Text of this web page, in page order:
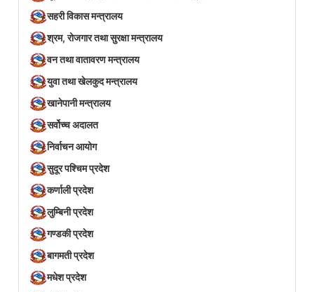
सहरी विकास मन्त्रालय
श्रम, रोजगार तथा सुरक्षा मन्त्रालय
वन तथा वातावरण मन्त्रालय
युवा तथा खेलकुद मन्त्रालय
खानेपानी मन्त्रालय
सर्वोच्च अदालत
निर्वाचन आयोग
सुदूर पश्चिम प्रदेश
कर्णाली प्रदेश
लुम्बिनी प्रदेश
गण्डकी प्रदेश
बागमती प्रदेश
मधेश प्रदेश